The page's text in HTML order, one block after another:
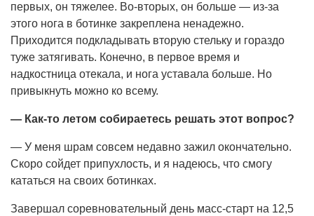
первых, он тяжелее. Во-вторых, он больше — из-за
этого нога в ботинке закреплена ненадежно.
Приходится подкладывать вторую стельку и гораздо
туже затягивать. Конечно, в первое время и
надкостница отекала, и нога уставала больше. Но
привыкнуть можно ко всему.
— Как-то летом собираетесь решать этот вопрос?
— У меня шрам совсем недавно зажил окончательно.
Скоро сойдет припухлость, и я надеюсь, что смогу
кататься на своих ботинках.
Завершал соревновательный день масс-старт на 12,5